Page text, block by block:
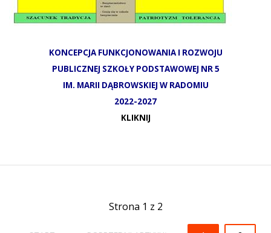
KONCEPCJA FUNKCJONOWANIA I ROZWOJU
PUBLICZNEJ SZKOŁY PODSTAWOWEJ NR 5
IM. MARII DĄBROWSKIEJ W RADOMIU
2022-2027
KLIKNIJ
Strona 1 z 2